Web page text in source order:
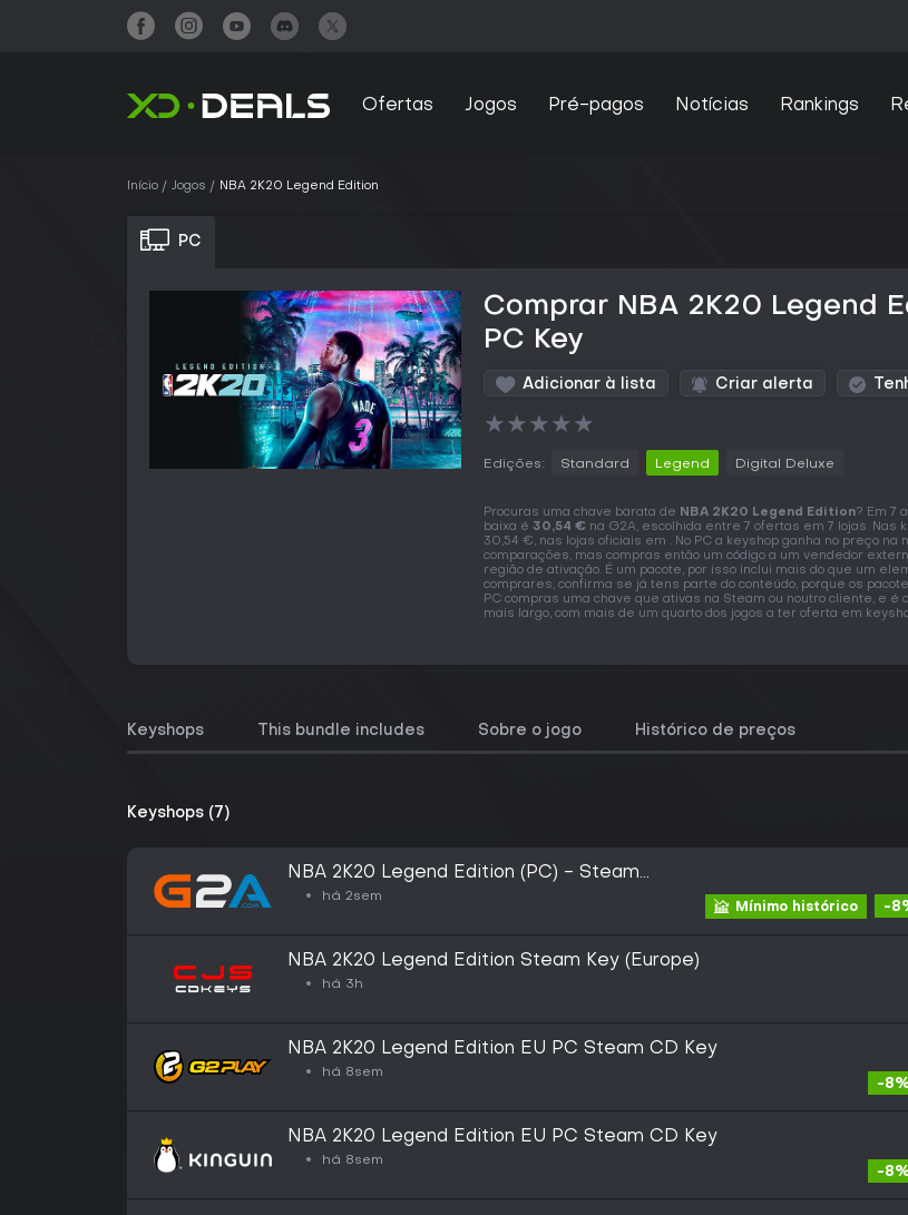
Ofertas Jogos Pré-pagos Notícias Rankings
Início Jogos NBA 2K20 Legend Edition
PC
Comprar NBA 2K20 Legend
PC Key
Adicionar à lista Criar alerta
★★★★★
Edições: Standard Legend Digital Deluxe
Procuras uma chave barata de NBA 2K20 Legend Edition? Em 7
baixa é 30,54 € na G2A, escolhida entre 7 ofertas em 7 lojas. Nas
30,54 €, nas lojas oficiais em . No PC a keyshop ganha no preço na
comparações, mas compras então um código a um vendedor
região de ativação. É um pacote, por isso inclui mais do que um
comprares, confirma se já tens parte do conteúdo, porque os
PC compras uma chave que ativas na Steam ou noutro cliente, e é
mais largo, com mais de um quarto dos jogos a ter oferta em
Keyshops This bundle includes Sobre o jogo Histórico de preços
Keyshops (7)
NBA 2K20 Legend Edition (PC) - Steam
Key - EUROPE
há 2sem
Mínimo histórico -
NBA 2K20 Legend Edition Steam Key (Europe)
há 3h
NBA 2K20 Legend Edition EU PC Steam CD Key
há 8sem
-
NBA 2K20 Legend Edition EU PC Steam CD Key
há 8sem
-